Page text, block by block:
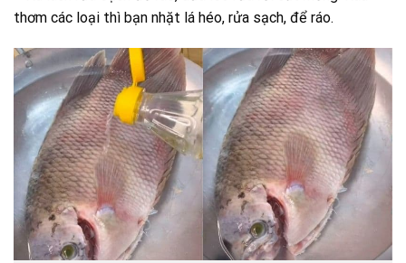
thơm các loại thì bạn nhặt lá héo, rửa sạch, để ráo.